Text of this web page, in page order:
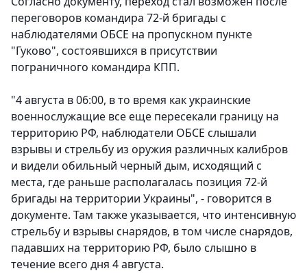
переговоров командира 72-й бригады с
наблюдателями ОБСЕ на пропускном пункте
"Гуково", состоявшихся в присутствии
пограничного командира КПП.
"4 августа в 06:00, в то время как украинские
военнослужащие все еще пересекали границу на
территорию РФ, наблюдатели ОБСЕ слышали
взрывы и стрельбу из оружия различных калибров
и видели обильный черный дым, исходящий с
места, где раньше располагалась позиция 72-й
бригады на территории Украины", - говорится в
документе. Там также указывается, что интенсивную
стрельбу и взрывы снарядов, в том числе снарядов,
падавших на территорию РФ, было слышно в
течение всего дня 4 августа.